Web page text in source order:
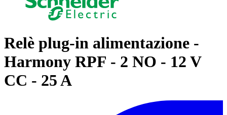
Relè plug-in alimentazione -
Harmony RPF - 2 NO - 12 V
CC - 25 A